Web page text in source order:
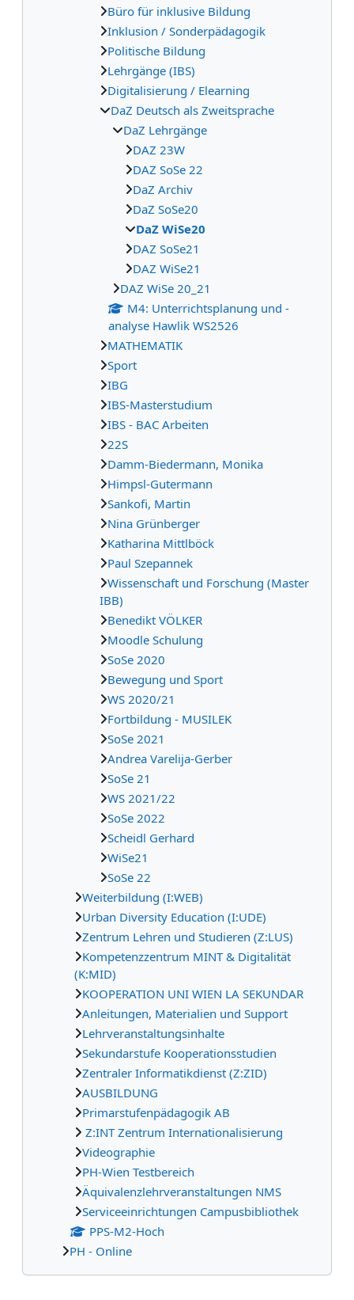
Büro für inklusive Bildung
Inklusion / Sonderpädagogik
Politische Bildung
Lehrgänge (IBS)
Digitalisierung / Elearning
DaZ Deutsch als Zweitsprache
DaZ Lehrgänge
DAZ 23W
DAZ SoSe 22
DaZ Archiv
DaZ SoSe20
DaZ WiSe20
DAZ SoSe21
DAZ WiSe21
DAZ WiSe 20_21
M4: Unterrichtsplanung und -
analyse Hawlik WS2526
MATHEMATIK
Sport
IBG
IBS-Masterstudium
IBS - BAC Arbeiten
22S
Damm-Biedermann, Monika
Himpsl-Gutermann
Sankofi, Martin
Nina Grünberger
Katharina Mittlböck
Paul Szepannek
Wissenschaft und Forschung (Master
IBB)
Benedikt VÖLKER
Moodle Schulung
SoSe 2020
Bewegung und Sport
WS 2020/21
Fortbildung - MUSILEK
SoSe 2021
Andrea Varelija-Gerber
SoSe 21
WS 2021/22
SoSe 2022
Scheidl Gerhard
WiSe21
SoSe 22
Weiterbildung (I:WEB)
Urban Diversity Education (I:UDE)
Zentrum Lehren und Studieren (Z:LUS)
Kompetenzzentrum MINT & Digitalität
(K:MID)
KOOPERATION UNI WIEN LA SEKUNDAR
Anleitungen, Materialien und Support
Lehrveranstaltungsinhalte
Sekundarstufe Kooperationsstudien
Zentraler Informatikdienst (Z:ZID)
AUSBILDUNG
Primarstufenpädagogik AB
Z:INT Zentrum Internationalisierung
Videographie
PH-Wien Testbereich
Äquivalenzlehrveranstaltungen NMS
Serviceeinrichtungen Campusbibliothek
PPS-M2-Hoch
PH - Online